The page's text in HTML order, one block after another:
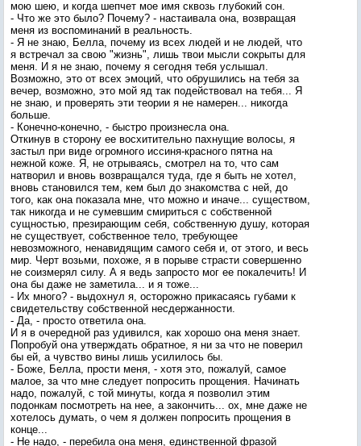
мою шею, и когда шепчет мое имя сквозь глубокий сон.
- Что же это было? Почему? - настаивала она, возвращая
меня из воспоминаний в реальность.
- Я не знаю, Белла, почему из всех людей и не людей, что
я встречал за свою "жизнь", лишь твои мысли сокрыты для
меня. И я не знаю, почему я сегодня тебя услышал.
Возможно, это от всех эмоций, что обрушились на тебя за
вечер, возможно, это мой яд так подействовал на тебя... Я
не знаю, и проверять эти теории я не намерен... никогда
больше.
- Конечно-конечно, - быстро произнесла она.
Откинув в сторону ее восхитительно пахнущие волосы, я
застыл при виде огромного иссиня-красного пятна на
нежной коже. Я, не отрываясь, смотрел на то, что сам
натворил и вновь возвращался туда, где я быть не хотел,
вновь становился тем, кем был до знакомства с ней, до
того, как она показала мне, что можно и иначе... существом,
так никогда и не сумевшим смириться с собственной
сущностью, презирающим себя, собственную душу, которая
не существует, собственное тело, требующее
невозможного, ненавидящим самого себя и, от этого, и весь
мир. Черт возьми, похоже, я в порыве страсти совершенно
не соизмерял силу. А я ведь запросто мог ее покалечить! И
она бы даже не заметила... и я тоже...
- Их много? - выдохнул я, осторожно прикасаясь губами к
свидетельству собственной несдержанности.
- Да, - просто ответила она.
И я в очередной раз удивился, как хорошо она меня знает.
Попробуй она утверждать обратное, я ни за что не поверил
бы ей, а чувство вины лишь усилилось бы.
- Боже, Белла, прости меня, - хотя это, пожалуй, самое
малое, за что мне следует попросить прощения. Начинать
надо, пожалуй, с той минуты, когда я позволил этим
подонкам посмотреть на нее, а закончить... ох, мне даже не
хотелось думать, о чем я должен попросить прощения в
конце...
- Не надо, - перебила она меня, единственной фразой